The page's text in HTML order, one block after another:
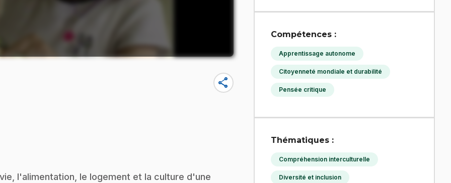
share
l'alimentation, le logement et la culture d'une
Compétences :
Apprentissage autonome
Citoyenneté mondiale et durabilité
Pensée critique
Thématiques :
Compréhension interculturelle
Diversité et inclusion